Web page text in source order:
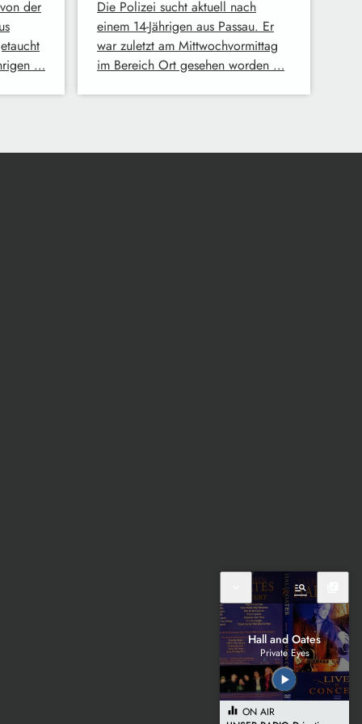
der
…
Die Polizei sucht aktuell nach
einem 14-Jährigen aus Passau. Er
war zuletzt am Mittwochvormittag
im Bereich Ort gesehen worden …
manage_search
Hall and Oates
Private Eyes
play_arrow
equalizer ON AIR